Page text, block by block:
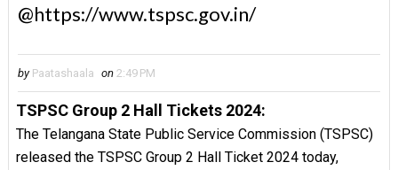
@https://www.tspsc.gov.in/
by Paatashaala on 2:49 PM
TSPSC Group 2 Hall Tickets 2024:
The Telangana State Public Service Commission (TSPSC)
released the TSPSC Group 2 Hall Ticket 2024 today,